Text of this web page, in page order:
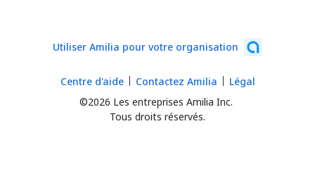
Utiliser Amilia pour votre organisation
©2026 Les entreprises Amilia Inc.
Tous droits réservés.
Centre d'aide Contactez Amilia Légal